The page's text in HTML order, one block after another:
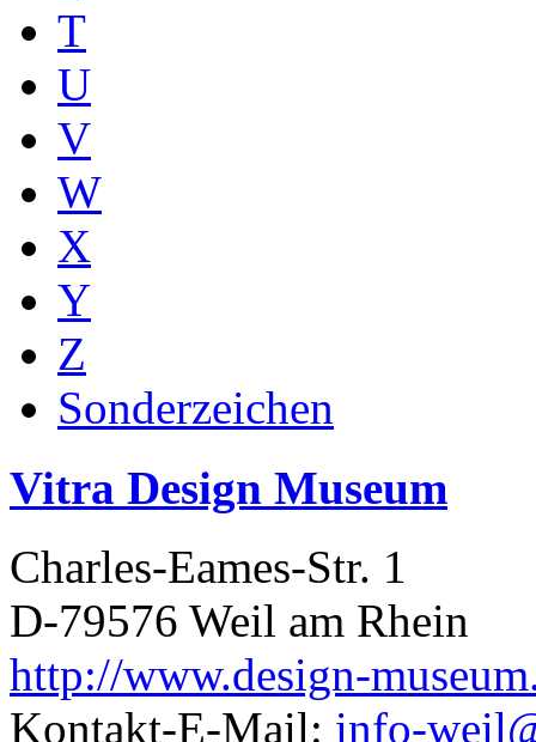
T
U
V
W
X
Y
Z
Sonderzeichen
Vitra Design Museum
Charles-Eames-Str. 1
D-79576 Weil am Rhein
http://www.design-
Kontakt-E-Mail: info-